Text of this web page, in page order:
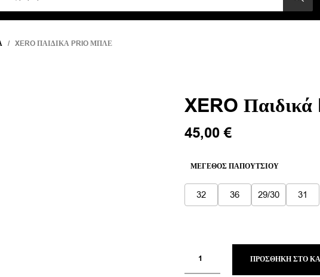
/ XERO ΠΑΙΔΙΚΆ PRIO ΜΠΛΕ
XERO
Original
was:
45,00€Η
τιμή
45,00 €.
ΜΈΓΕΘΟΣ ΠΑΠΟΥΤΣΙΟΎ
32 36 29/30 31
ΠΡΟΣΘΉΚΗ ΣΤΟ